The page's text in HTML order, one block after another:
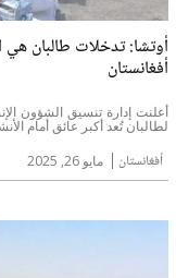
أوتشا: تدخلات طالبان هي
أفغانستان
أفغانستان مايو 26, 2025
أعلنت إدارة تنسيق الشؤون
لطالبان تُعد أكبر عائق أمام